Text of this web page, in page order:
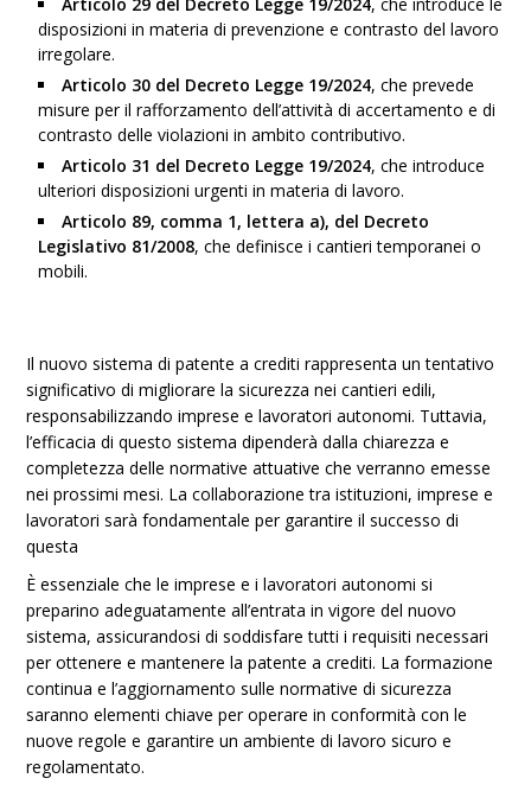
disposizioni in materia di prevenzione e contrasto del lavoro
irregolare.
Articolo 30 del Decreto Legge 19/2024, che prevede
misure per il rafforzamento dell’attività di accertamento e di
contrasto delle violazioni in ambito contributivo.
Articolo 31 del Decreto Legge 19/2024, che introduce
ulteriori disposizioni urgenti in materia di lavoro.
Articolo 89, comma 1, lettera a), del Decreto
Legislativo 81/2008, che definisce i cantieri temporanei o
mobili.
Il nuovo sistema di patente a crediti rappresenta un tentativo
significativo di migliorare la sicurezza nei cantieri edili,
responsabilizzando imprese e lavoratori autonomi. Tuttavia,
l’efficacia di questo sistema dipenderà dalla chiarezza e
completezza delle normative attuative che verranno emesse
nei prossimi mesi. La collaborazione tra istituzioni, imprese e
lavoratori sarà fondamentale per garantire il successo di
questa
È essenziale che le imprese e i lavoratori autonomi si
preparino adeguatamente all’entrata in vigore del nuovo
sistema, assicurandosi di soddisfare tutti i requisiti necessari
per ottenere e mantenere la patente a crediti. La formazione
continua e l’aggiornamento sulle normative di sicurezza
saranno elementi chiave per operare in conformità con le
nuove regole e garantire un ambiente di lavoro sicuro e
regolamentato.